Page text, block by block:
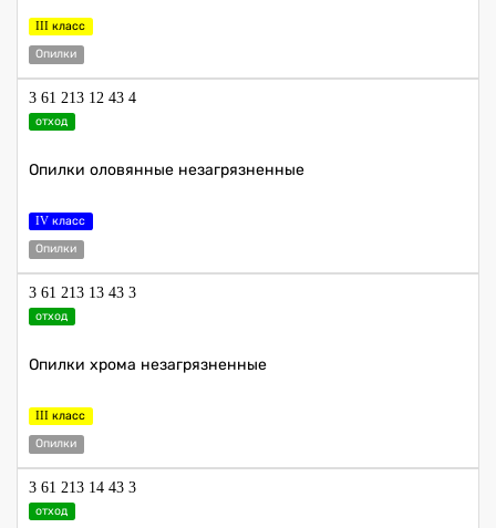
III класс
Опилки
3 61 213 12 43 4
отход
Опилки оловянные незагрязненные
IV класс
Опилки
3 61 213 13 43 3
отход
Опилки хрома незагрязненные
III класс
Опилки
3 61 213 14 43 3
отход